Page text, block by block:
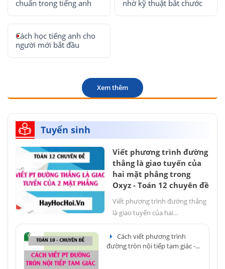
chuẩn trong tiếng anh nhờ kỹ thuật bắt chước
Cách học tiếng anh cho
người mới bắt đầu
Xem thêm
Tuyển sinh
Viết phương trình đường
thẳng là giao tuyến của
hai mặt phẳng trong
Oxyz - Toán 12 chuyên đề
Viết phương trình đường thẳng
là giao tuyến của hai...
Cách viết phương trình
đường tròn nội tiếp tam giác -...